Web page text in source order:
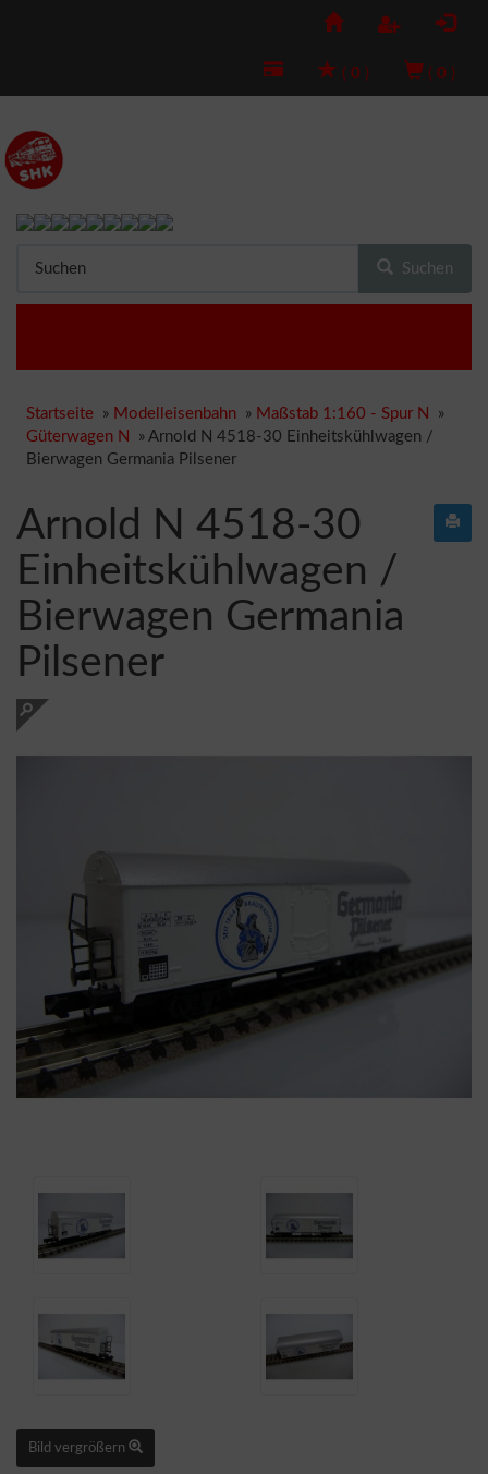
( 0 ) ( 0 )
Suchen
Startseite » Modelleisenbahn » Maßstab 1:160 - Spur N
»
Güterwagen N
» Arnold N 4518-30 Einheitskühlwagen /
Bierwagen Germania Pilsener
Arnold N 4518-30
Einheitskühlwagen /
Bierwagen Germania
Pilsener
Bild vergrößern